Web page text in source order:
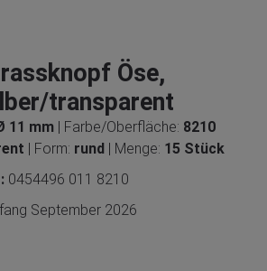
Öse,
transparent
11 mm | Farbe/Oberfläche: 8210
| Form: rund | Menge: 15 Stück
0454496 011 8210
September 2026